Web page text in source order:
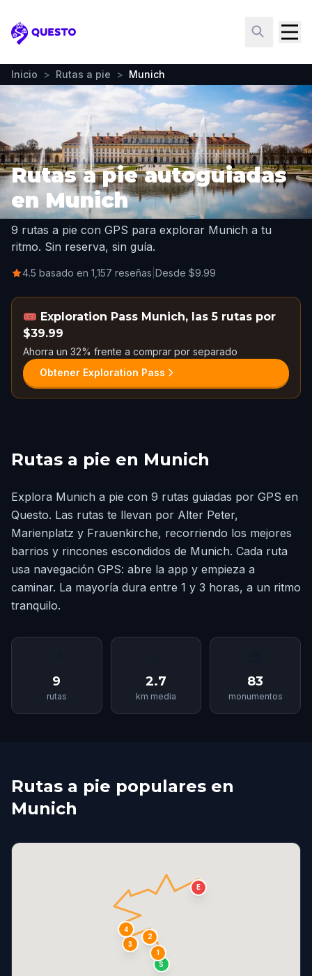
Questo
Inicio > Rutas a pie > Munich
Rutas a pie autoguiadas
en Munich
9 rutas a pie con GPS para explorar Munich a tu
ritmo. Sin reserva, sin guía.
4.5 basado en 1,157 reseñas Desde $9.99
🎟️ Exploration Pass Munich, las 5 rutas por
$39.99
Ahorra un 32% frente a comprar por separado
Obtener Exploration Pass
Rutas a pie en Munich
Explora Munich a pie con 9 rutas guiadas por GPS en
Questo. Las rutas te llevan por Alter Peter,
Marienplatz y Frauenkirche, recorriendo los mejores
barrios y rincones escondidos de Munich. Cada ruta
usa navegación GPS: abre la app y empieza a
caminar. La mayoría dura entre 1 y 3 horas, a un ritmo
tranquilo.
9
rutas
2.7
km media
83
monumentos
Rutas a pie populares en
Munich
S
1
2
3
4
E